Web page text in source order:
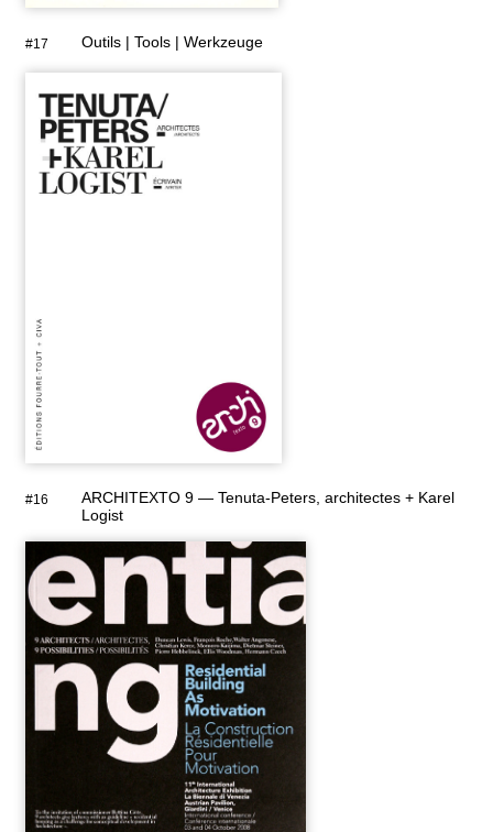
#17 Outils | Tools | Werkzeuge
#16
ARCHITEXTO 9 — Tenuta-Peters, architectes + Karel
Logist